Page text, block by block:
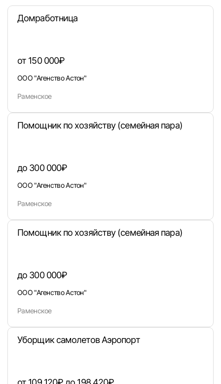
Вход в личный кабинет
вакансии с контактами и оставлять отклики
Войти
Домработница
от 150 000₽
ООО "Агенство Астон"
Раменское
Помощник по хозяйству (семейная пара)
до 300 000₽
ООО "Агенство Астон"
Раменское
Помощник по хозяйству (семейная пара)
до 300 000₽
ООО "Агенство Астон"
Раменское
Уборщик самолетов Аэропорт